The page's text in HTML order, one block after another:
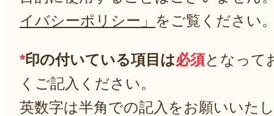
イバシーポリシー」 をご覧ください
*印の付いている項目は必須となって
くご記入ください。
英数字は半角での記入をお願いいた